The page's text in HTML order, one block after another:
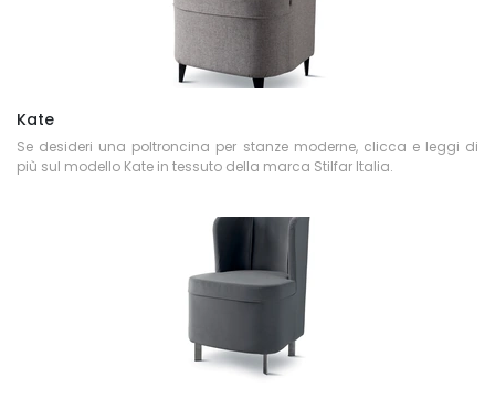
Kate
Se desideri una poltroncina per stanze moderne, clicca e leggi di
più sul modello Kate in tessuto della marca Stilfar Italia.